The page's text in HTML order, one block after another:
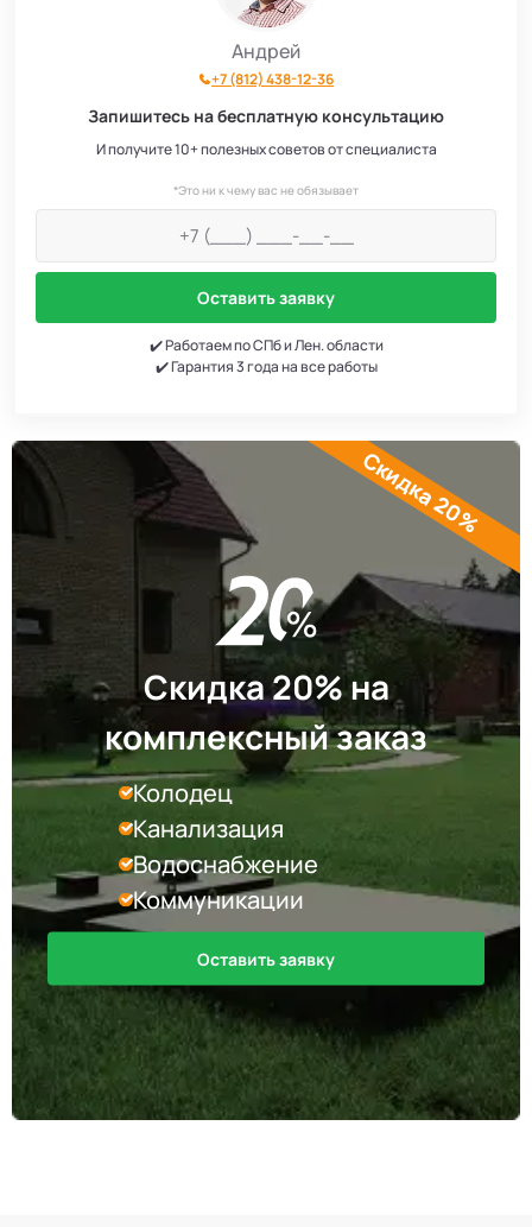
Андрей
+7 (812) 438-12-36
Запишитесь на бесплатную консультацию
И получите 10+ полезных советов от специалиста
*Это ни к чему вас не обязывает
Оставить заявку
✔️ Работаем по СПб и Лен. области
✔️ Гарантия 3 года на все работы
Скидка 20% на
комплексный заказ
Колодец
Канализация
Водоснабжение
Коммуникации
Оставить заявку
Скидка 20%